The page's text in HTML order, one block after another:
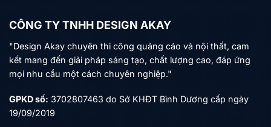
CÔNG TY TNHH DESIGN AKAY
"Design Akay chuyên thi công quảng cáo và nội thất, cam
kết mang đến giải pháp sáng tạo, chất lượng cao, đáp ứng
mọi nhu cầu một cách chuyên nghiệp."
GPKD số: 3702807463 do Sở KHĐT Bình Dương cấp ngày
19/09/2019